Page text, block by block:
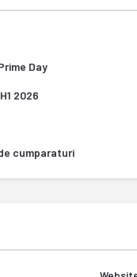
Day
2026
cumparaturi